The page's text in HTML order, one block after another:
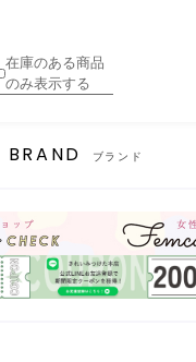
在庫のある商品
のみ表示する
BRAND ブランド